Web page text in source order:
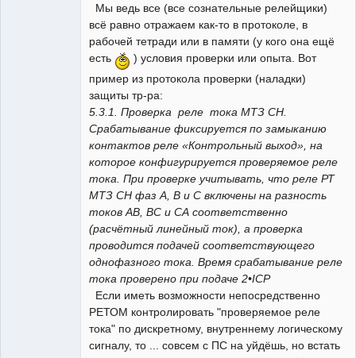
Мы ведь все (все сознательные релейщики)
всё равно отражаем как-то в протоколе, в
рабочей тетради или в памяти (у кого она ещё
есть
) условия проверки или опыта. Вот
пример из протокола проверки (наладки)
защиты тр-ра:
5.3.1. Проверка реле тока МТЗ СН.
Срабатывание фиксируется по замыканию
контактов реле «Контрольный выход», на
которое конфигурируется проверяемое реле
тока. При проверке учитывать, что реле РТ
МТЗ СН фаз А, В и С включены на разность
токов АВ, ВС и СА соответственно
(расчётный линейный ток), а проверка
проводится подачей соответствующего
однофазного тока. Время срабатывание реле
тока проверено при подаче 2•IСР
Если иметь возможности непосредственно
РЕТОМ контролировать "проверяемое реле
тока" по дискретному, внутреннему логическому
сигналу, то ... совсем с ПС на уйдёшь, но встать